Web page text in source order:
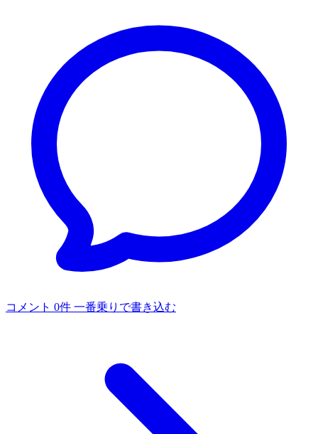
コメント 0件 一番乗りで書き込む